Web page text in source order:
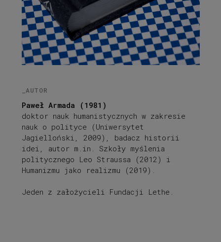
_AUTOR
Paweł Armada (1981)
doktor nauk humanistycznych w zakresie
nauk o polityce (Uniwersytet
Jagielloński, 2009), badacz historii
idei, autor m.in. Szkoły myślenia
politycznego Leo Straussa (2012) i
Humanizmu jako realizmu (2019).
Jeden z założycieli Fundacji Lethe.